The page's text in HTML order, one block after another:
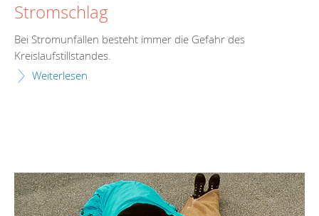
Stromschlag
Bei Stromunfällen besteht immer die Gefahr des
Kreislaufstillstandes.
Weiterlesen